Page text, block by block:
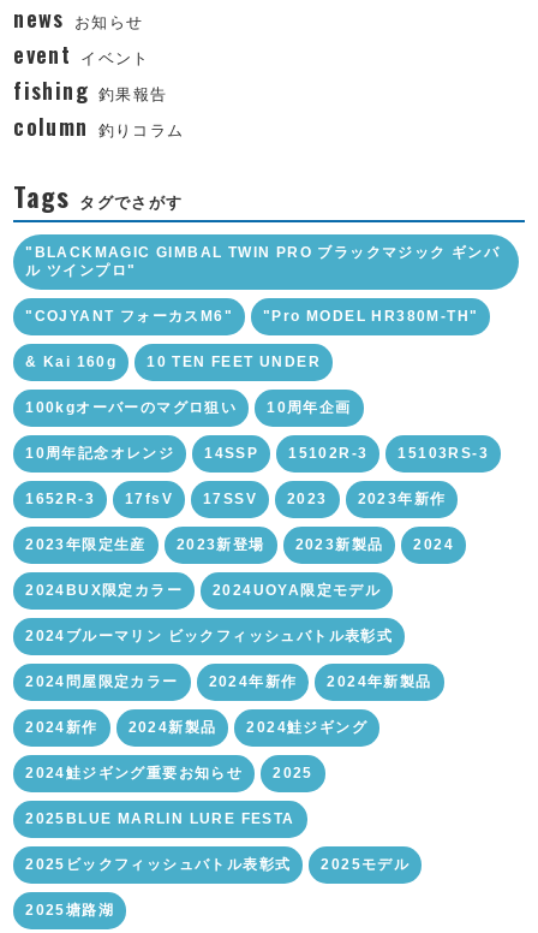
news お知らせ
event イベント
fishing 釣果報告
column 釣りコラム
Tags タグでさがす
"BLACKMAGIC GIMBAL TWIN PRO ブラックマジック ギンバ
ル ツインプロ"
"COJYANT フォーカスM6" "Pro MODEL HR380M-TH"
& Kai 160g 10 TEN FEET UNDER
100kgオーバーのマグロ狙い 10周年企画
10周年記念オレンジ 14SSP 15102R-3 15103RS-3
1652R-3 17fsV 17SSV 2023 2023年新作
2023年限定生産 2023新登場 2023新製品 2024
2024BUX限定カラー 2024UOYA限定モデル
2024ブルーマリン ビックフィッシュバトル表彰式
2024問屋限定カラー 2024年新作 2024年新製品
2024新作 2024新製品 2024鮭ジギング
2024鮭ジギング重要お知らせ 2025
2025BLUE MARLIN LURE FESTA
2025ビックフィッシュバトル表彰式 2025モデル
2025塘路湖